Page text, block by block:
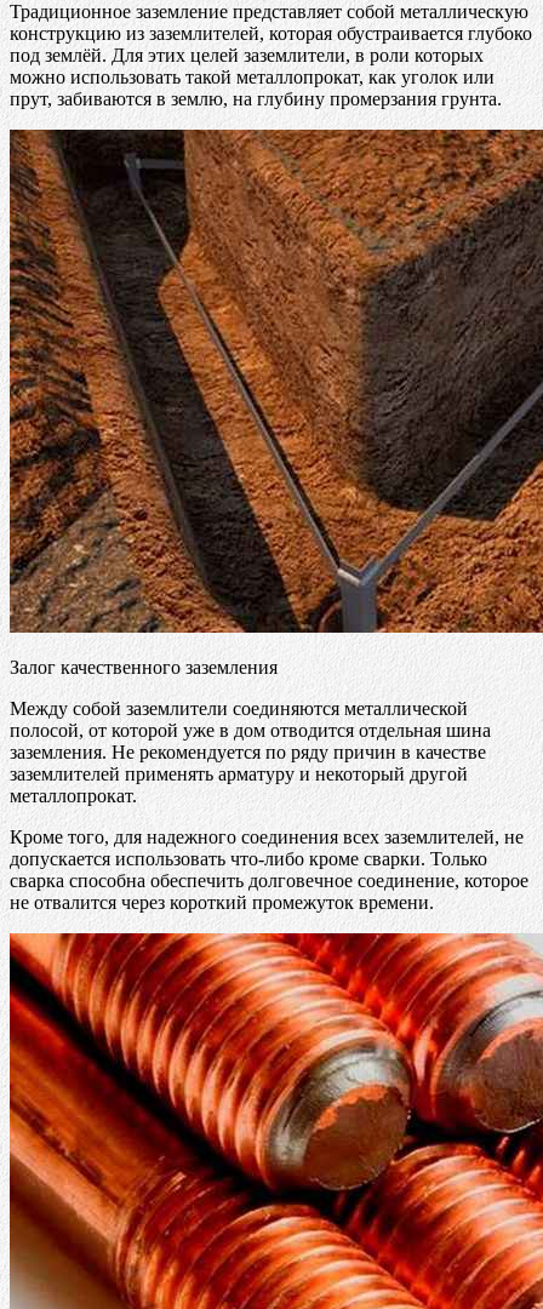
Традиционное заземление представляет собой металлическую
конструкцию из заземлителей, которая обустраивается глубоко
под землёй. Для этих целей заземлители, в роли которых
можно использовать такой металлопрокат, как уголок или
прут, забиваются в землю, на глубину промерзания грунта.
Залог качественного заземления
Между собой заземлители соединяются металлической
полосой, от которой уже в дом отводится отдельная шина
заземления. Не рекомендуется по ряду причин в качестве
заземлителей применять арматуру и некоторый другой
металлопрокат.
Кроме того, для надежного соединения всех заземлителей, не
допускается использовать что-либо кроме сварки. Только
сварка способна обеспечить долговечное соединение, которое
не отвалится через короткий промежуток времени.